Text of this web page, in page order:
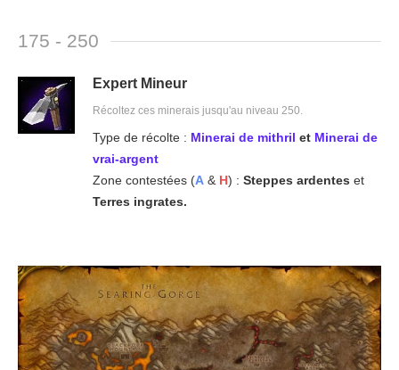
175 - 250
Expert Mineur
Récoltez ces minerais jusqu'au niveau 250.
Type de récolte : Minerai de mithril etMinerai de
vrai-argent
Zone contestées (A & H) : Steppes ardentes et
Terres ingrates.